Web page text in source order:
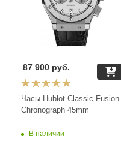
Часы Hublot Classic Fusion
Chronograph 45mm
В наличии
87 900 руб.